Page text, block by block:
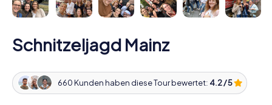
Schnitzeljagd Mainz
660 Kunden haben diese Tour bewertet: 4.2 / 5